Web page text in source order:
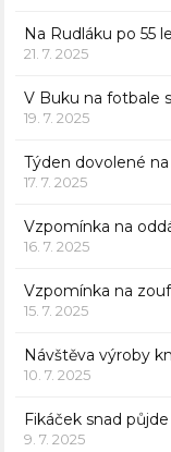
Na Rudláku po 55
21. 7. 2025
V Buku na fotbale
19. 7. 2025
Týden dovolené
17. 7. 2025
Vzpomínka na
16. 7. 2025
Vzpomínka na
15. 7. 2025
Návštěva výroby
10. 7. 2025
Fikáček snad
9. 7. 2025